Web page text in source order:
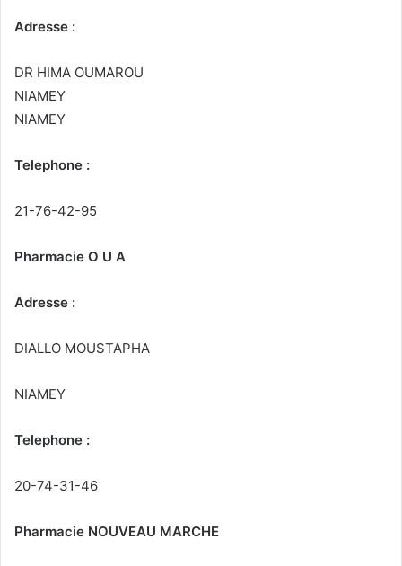
Adresse :
DR HIMA OUMAROU
NIAMEY
NIAMEY
Telephone :
21-76-42-95
Pharmacie O U A
Adresse :
DIALLO MOUSTAPHA
NIAMEY
Telephone :
20-74-31-46
Pharmacie NOUVEAU MARCHE